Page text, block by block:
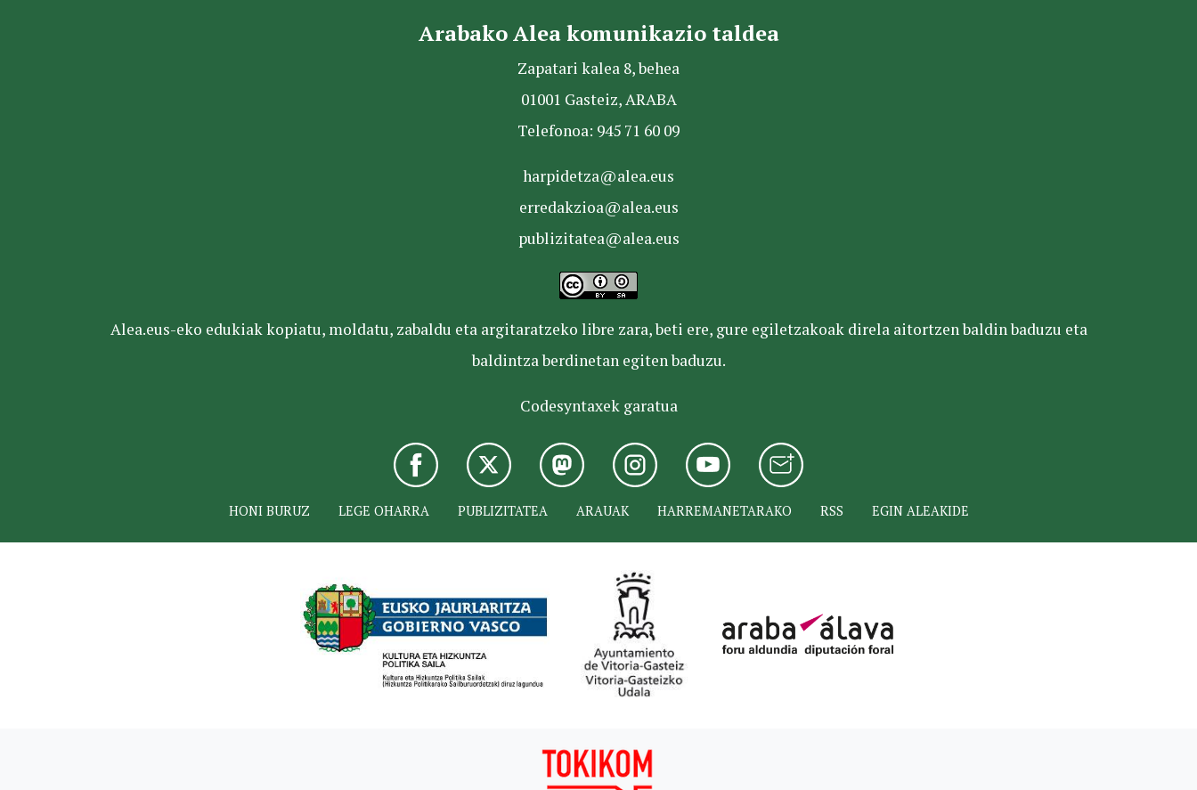
Arabako Alea komunikazio taldea
Zapatari kalea 8, behea
01001 Gasteiz, ARABA
Telefonoa: 945 71 60 09
harpidetza@alea.eus
erredakzioa@alea.eus
publizitatea@alea.eus
Alea.eus-eko edukiak kopiatu, moldatu, zabaldu eta argitaratzeko libre zara, beti ere, gure egiletzakoak direla aitortzen baldin baduzu eta
baldintza berdinetan egiten baduzu.
Codesyntaxek garatua
HONI BURUZ LEGE OHARRA PUBLIZITATEA ARAUAK HARREMANETARAKO RSS EGIN ALEAKIDE